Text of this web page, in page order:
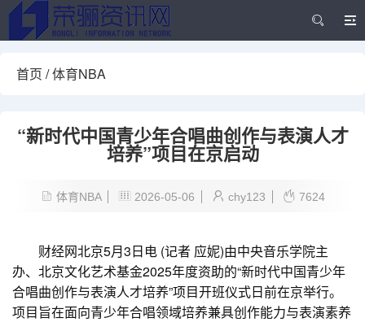
首页 /体育NBA
“新时代中国青少年合唱曲创作与表演人才
培养”项目在京启动
体育NBA 2026-05-06 chy123 7624
财经网北京5月3日电 (记者 应妮)由中央音乐学院主
办、北京文化艺术基金2025年度资助的“新时代中国青少年
合唱曲创作与表演人才培养”项目开班仪式日前在京举行。
项目旨在面向青少年合唱领域培养兼具创作能力与表演素养